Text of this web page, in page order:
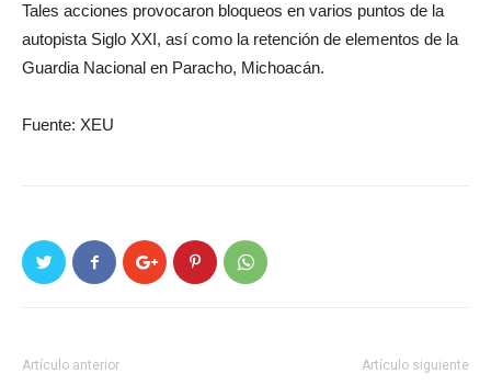
Tales acciones provocaron bloqueos en varios puntos de la
autopista Siglo XXI, así como la retención de elementos de la
Guardia Nacional en Paracho, Michoacán.
Fuente: XEU
Artículo anterior Artículo siguiente